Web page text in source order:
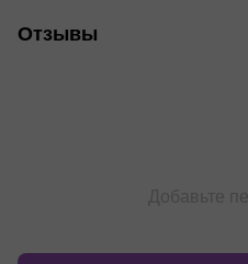
Отзывы